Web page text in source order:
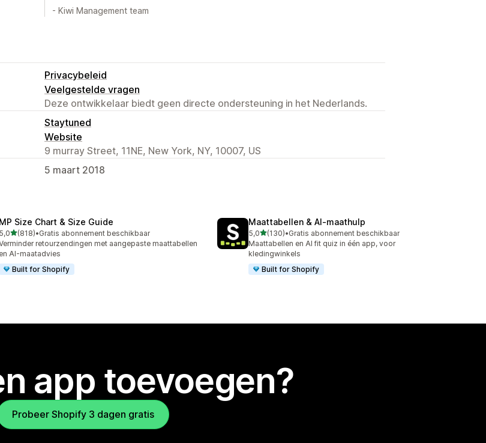
- Kiwi Management team
Privacybeleid
Veelgestelde vragen
Deze ontwikkelaar biedt geen directe ondersteuning in het Nederlands.
Staytuned
Website
9 murray Street, 11NE, New York, NY, 10007, US
5 maart 2018
MP Size Chart & Size Guide
5,0van 5 sterren
(818)
818 recensies in totaal
•Gratis abonnement beschikbaar
retourzendingen met aangepaste maattabellen
AI-maatadvies
Built for Shopify
Maattabellen & AI‑maathulp
5,0van 5 sterren
(130)
130 recensies in totaal
•Gratis abonnement beschikbaar
Maattabellen en AI fit quiz in één app, voor
kledingwinkels
Built for Shopify
app toevoegen?
Probeer Shopify 3 dagen gratis